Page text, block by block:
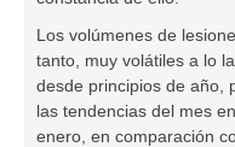
Los volúmenes de
tanto, muy volátiles a lo
desde principios de año,
las tendencias del mes
enero, en comparación